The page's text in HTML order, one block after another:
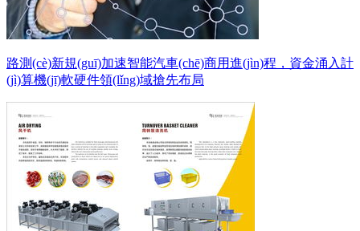
路測(cè)新規(guī)加速智能汽車(chē)商用進(jìn)程，資金涌入計
(jì)算機(jī)軟硬件領(lǐng)域搶先布局